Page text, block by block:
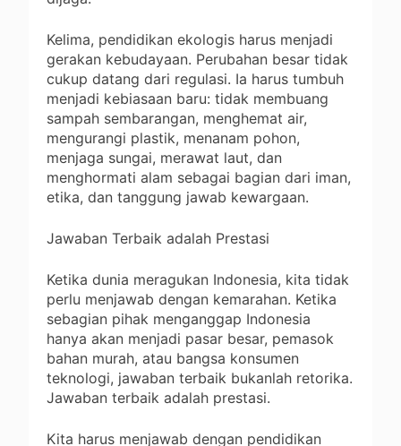
Kelima, pendidikan ekologis harus menjadi
gerakan kebudayaan. Perubahan besar tidak
cukup datang dari regulasi. Ia harus tumbuh
menjadi kebiasaan baru: tidak membuang
sampah sembarangan, menghemat air,
mengurangi plastik, menanam pohon,
menjaga sungai, merawat laut, dan
menghormati alam sebagai bagian dari iman,
etika, dan tanggung jawab kewargaan.
Jawaban Terbaik adalah Prestasi
Ketika dunia meragukan Indonesia, kita tidak
perlu menjawab dengan kemarahan. Ketika
sebagian pihak menganggap Indonesia
hanya akan menjadi pasar besar, pemasok
bahan murah, atau bangsa konsumen
teknologi, jawaban terbaik bukanlah retorika.
Jawaban terbaik adalah prestasi.
Kita harus menjawab dengan pendidikan